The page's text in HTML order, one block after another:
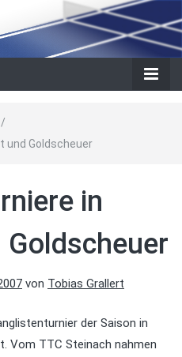
/
und Goldscheuer
in
von Tobias Grallert
der Saison in
Vom TTC Steinach nahmen